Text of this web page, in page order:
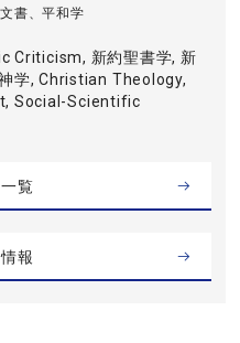
書、平和学
Criticism, 新約聖書学, 新
学, Christian Theology,
Social-Scientific
覧
報